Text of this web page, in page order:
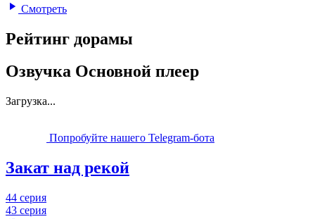
Смотреть
Рейтинг дорамы
Озвучка Основной плеер
Загрузка...
Попробуйте нашего Telegram-бота
Закат над рекой
44 серия
43 серия